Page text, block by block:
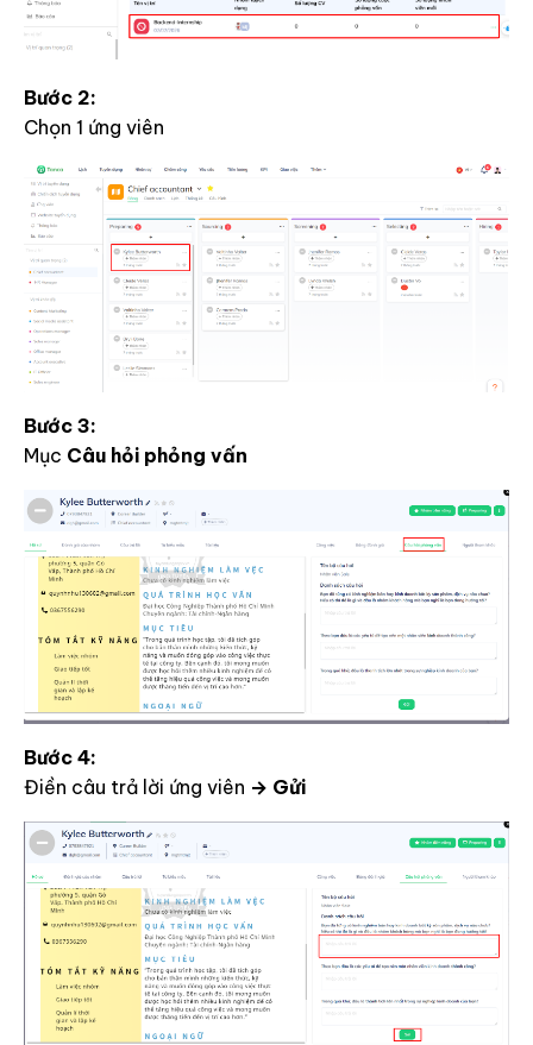
Bước 2:
Chọn 1 ứng viên
Bước 3:
Mục Câu hỏi phỏng vấn
Bước 4:
Điền câu trả lời ứng viên → Gửi